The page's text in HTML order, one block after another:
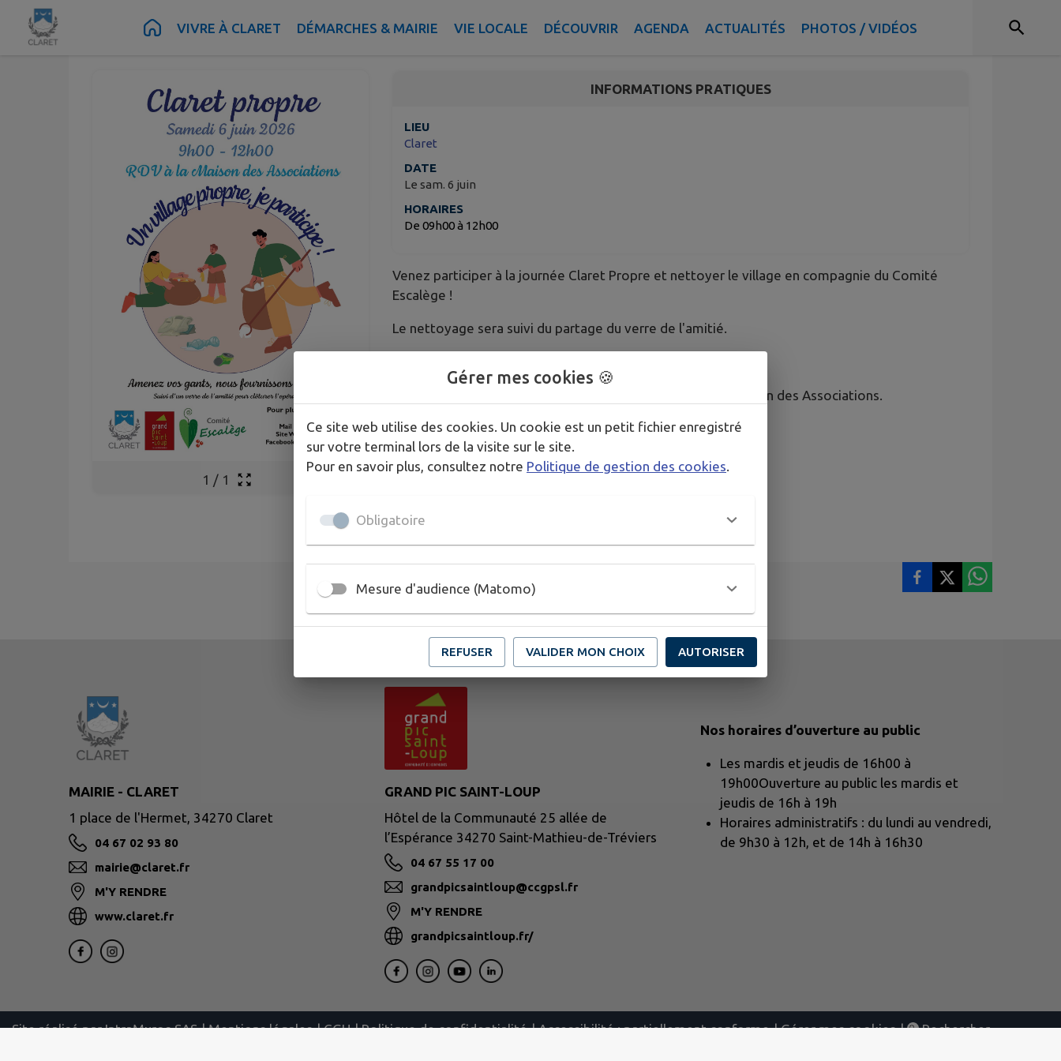
Contenu Recherche Pied de page
VIVRE À CLARET DÉMARCHES & MAIRIE VIE LOCALE DÉCOUVRIR AGENDA ACTUALITÉS PHOTOS / VIDÉOS
06
1 / 1
INFORMATIONS PRATIQUES
LIEU
Claret
DATE
Le sam. 6 juin
HORAIRES
De 09h00 à 12h00
Venez participer à la journée Claret Propre et nettoyer le village en compagnie du Comité
Escalège !
Le nettoyage sera suivi du partage du verre de l'amitié.
Venez nombreuses et nombreux, le RDV est donné à la Maison des Associations.
MAIRIE - CLARET
1 place de l'Hermet, 34270 Claret
04 67 02 93 80
mairie@claret.fr
M'Y RENDRE
www.claret.fr
GRAND PIC SAINT-LOUP
Hôtel de la Communauté 25 allée de
l’Espérance 34270 Saint-Mathieu-de-Tréviers
04 67 55 17 00
grandpicsaintloup@ccgpsl.fr
M'Y RENDRE
grandpicsaintloup.fr/
Nos horaires d’ouverture au public
Les mardis et jeudis de 16h00 à
19h00Ouverture au public les mardis et
jeudis de 16h à 19h
Horaires administratifs : du lundi au vendredi,
de 9h30 à 12h, et de 14h à 16h30
Site réalisé par IntraMuros SAS |Mentions légales |CGU |Politique de confidentialité |Accessibilité : partiellement conforme |Gérer mes cookies |
Rechercher
Gérer mes cookies 🍪
Ce site web utilise des cookies. Un cookie est un petit fichier enregistré
sur votre terminal lors de la visite sur le site.
Pour en savoir plus, consultez notre Politique de gestion des cookies
Obligatoire
Mesure d'audience (Matomo)
REFUSER VALIDER MON CHOIX AUTORISER